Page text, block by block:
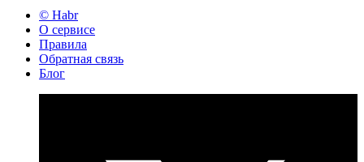
© Habr
О сервисе
Правила
Обратная связь
Блог